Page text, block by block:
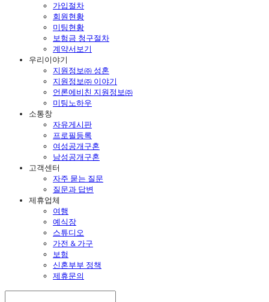
가입절차
회원현황
미팅현황
보험금 청구절차
계약서보기
우리이야기
지원정보㈜ 성혼
지원정보㈜ 이야기
언론에비친 지원정보㈜
미팅노하우
소통창
자유게시판
프로필등록
여성공개구혼
남성공개구혼
고객센터
자주 묻는 질문
질문과 답변
제휴업체
여행
예식장
스튜디오
가전 & 가구
보험
신혼부부 정책
제휴문의